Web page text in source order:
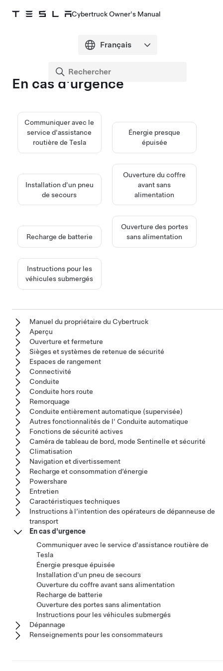
Cybertruck Owner's Manual
En cas d'urgence
Communiquer avec le
service d'assistance
routière de Tesla
Énergie presque
épuisée
Installation d'un pneu
de secours
Ouverture du coffre
avant sans
alimentation
Recharge de batterie
Ouverture des portes
sans alimentation
Instructions pour les
véhicules submergés
Manuel du propriétaire du Cybertruck
Aperçu
Ouverture et fermeture
Sièges et systèmes de retenue de sécurité
Espaces de rangement
Connectivité
Conduite
Conduite hors route
Remorquage
Conduite entièrement automatique (supervisée)
Autres fonctionnalités de l' Conduite automatique
Fonctions de sécurité actives
Caméra de tableau de bord, mode Sentinelle et sécurité
Climatisation
Navigation et divertissement
Recharge et consommation d’énergie
Powershare
Entretien
Caractéristiques techniques
Instructions à l’intention des opérateurs de dépanneuse de
transport
En cas d'urgence
Communiquer avec le service d'assistance routière de
Tesla
Énergie presque épuisée
Installation d'un pneu de secours
Ouverture du coffre avant sans alimentation
Recharge de batterie
Ouverture des portes sans alimentation
Instructions pour les véhicules submergés
Dépannage
Renseignements pour les consommateurs